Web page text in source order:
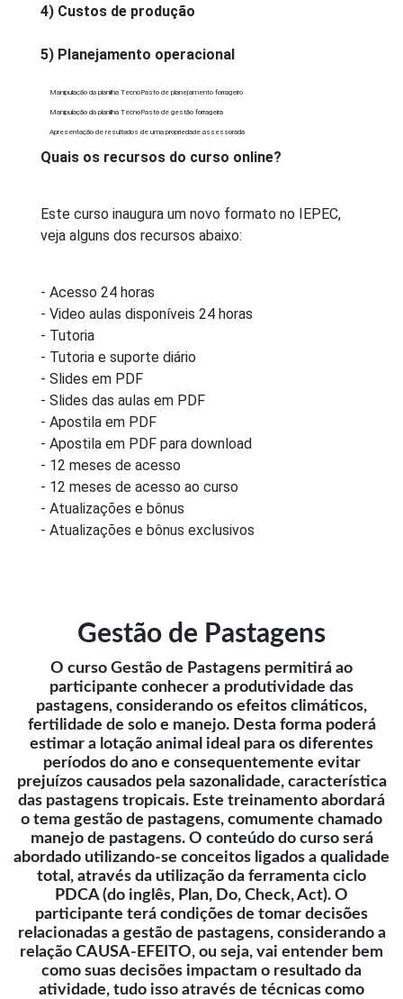
4) Custos de produção
5) Planejamento operacional
Manipulação da planilha TecnoPasto de planejamento forrageiro
Manipulação da planilha TecnoPasto de gestão forrageira
Apresentação de resultados de uma propriedade assessorada
Quais os recursos do curso online?
Este curso inaugura um novo formato no IEPEC,
veja alguns dos recursos abaixo:
- Acesso 24 horas
- Video aulas disponíveis 24 horas
- Tutoria
- Tutoria e suporte diário
- Slides em PDF
- Slides das aulas em PDF
- Apostila em PDF
- Apostila em PDF para download
- 12 meses de acesso
- 12 meses de acesso ao curso
- Atualizações e bônus
- Atualizações e bônus exclusivos
Gestão de Pastagens
O curso Gestão de Pastagens permitirá ao
participante conhecer a produtividade das
pastagens, considerando os efeitos climáticos,
fertilidade de solo e manejo. Desta forma poderá
estimar a lotação animal ideal para os diferentes
períodos do ano e consequentemente evitar
prejuízos causados pela sazonalidade, característica
das pastagens tropicais. Este treinamento abordará
o tema gestão de pastagens, comumente chamado
manejo de pastagens. O conteúdo do curso será
abordado utilizando-se conceitos ligados a qualidade
total, através da utilização da ferramenta ciclo
PDCA (do inglês, Plan, Do, Check, Act). O
participante terá condições de tomar decisões
relacionadas a gestão de pastagens, considerando a
relação CAUSA-EFEITO, ou seja, vai entender bem
como suas decisões impactam o resultado da
atividade, tudo isso através de técnicas como